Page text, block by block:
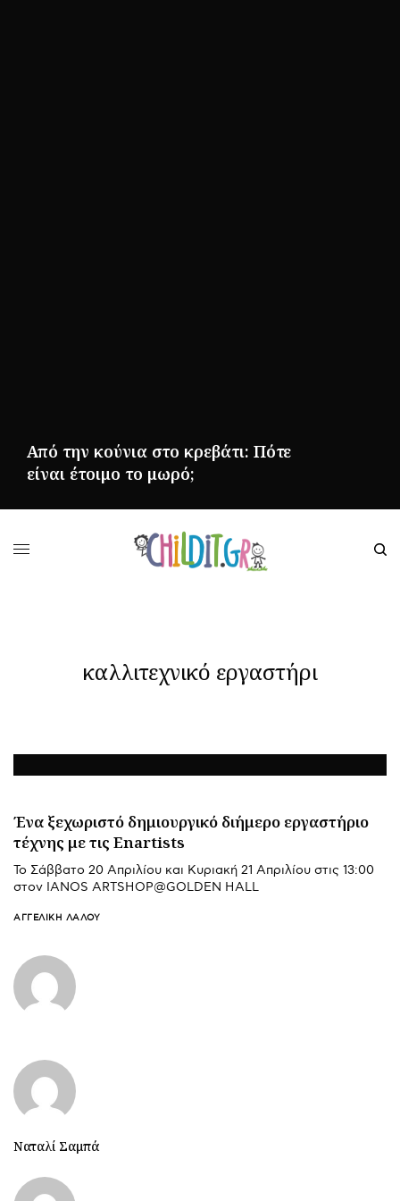
Από την κούνια στο κρεβάτι: Πότε
είναι έτοιμο το μωρό;
καλλιτεχνικό εργαστήρι
Ένα ξεχωριστό δημιουργικό διήμερο εργαστήριο
τέχνης με τις Enartists
Το Σάββατο 20 Απριλίου και Κυριακή 21 Απριλίου στις 13:00
στον IANOS ARTSHOP@GOLDEN HALL
ΑΓΓΕΛΙΚΉ ΛΆΛΟΥ
Ναταλί Σαμπά